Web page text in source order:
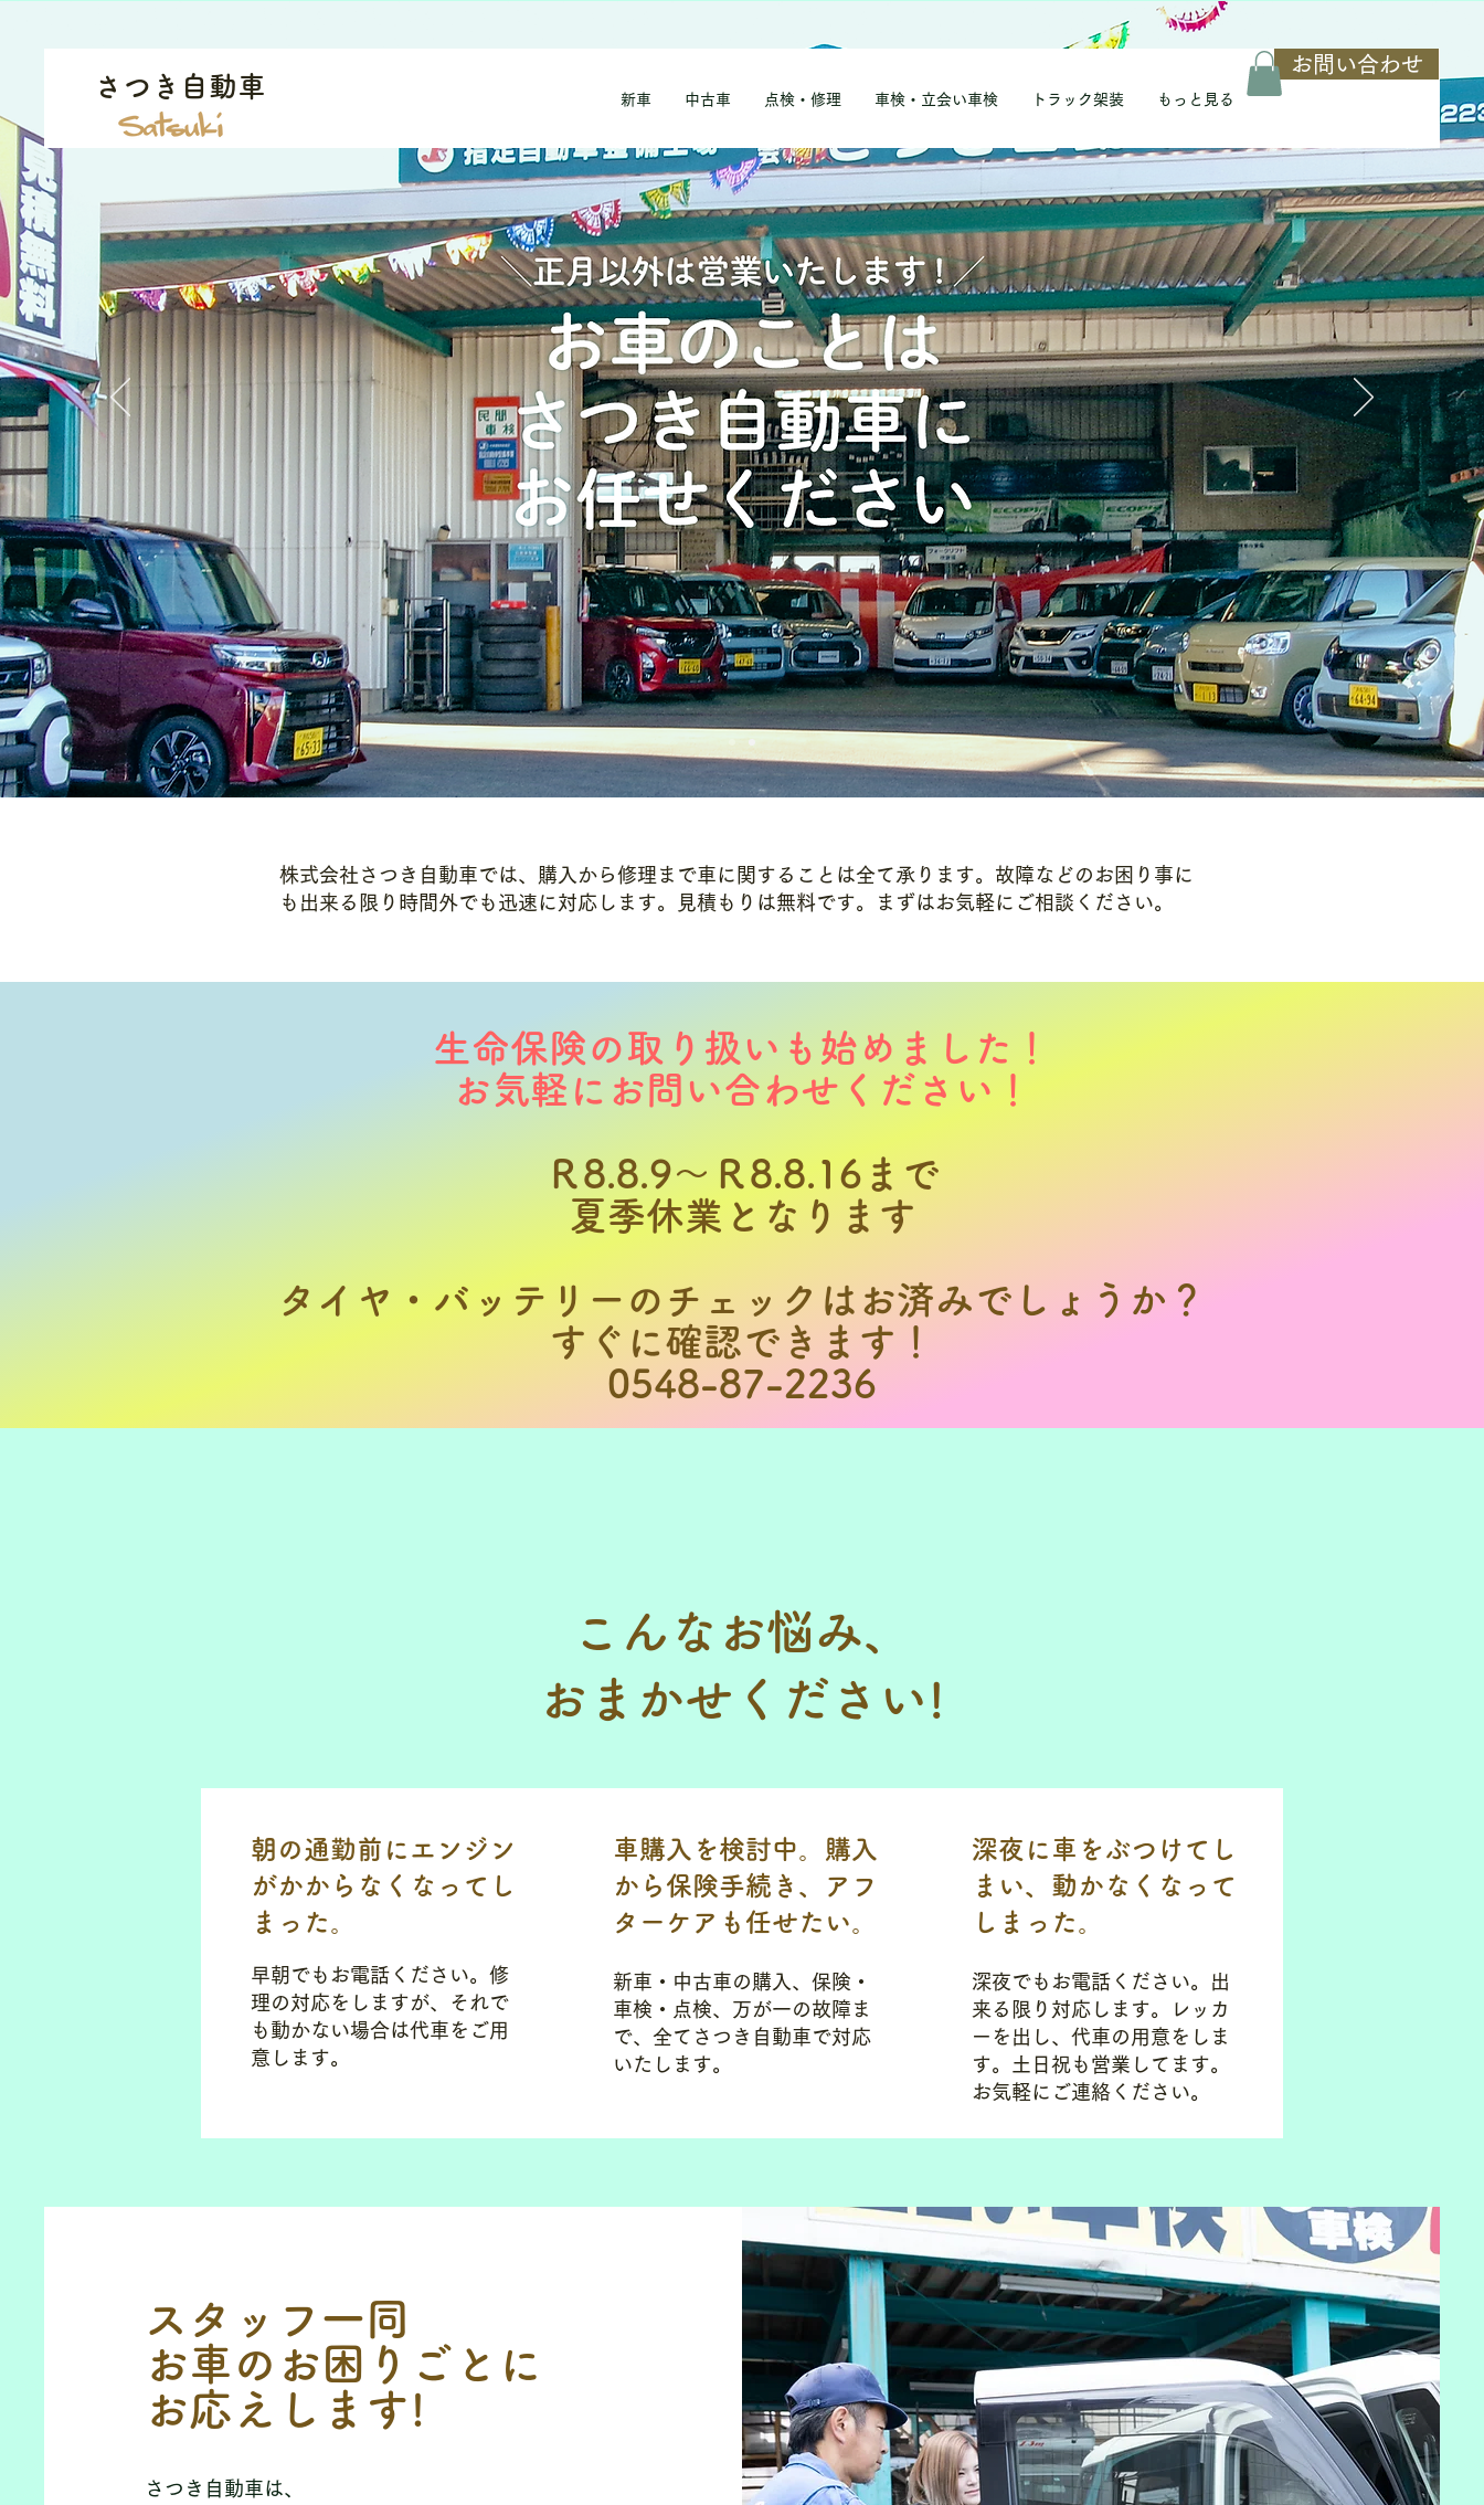
さつき自動車 新車 中古車 点検・修理 車検・立会い車検 トラック架装 もっと見る
お問い合わせ
株式会社さつき自動車では、購入から修理まで車に関することは全て承ります。故障などのお困り事に
も出来る限り時間外でも迅速に対応します。見積もりは無料です。まずはお気軽にご相談ください。
生命保険の取り扱いも始めました！
​お気軽にお問い合わせください！
​Ｒ8.8.9～Ｒ8.8.16まで
夏季休業となります​
タイヤ・バッテリーのチェックはお済みでしょうか？
すぐに確認できます！
​0548-87-2236
こんなお悩み、
​おまかせください!
朝の通勤前にエンジン
がかからなくなってし
まった。
早朝でもお電話ください。修
理の対応をしますが、それで
も動かない場合は代車をご用
意します。
車購入を検討中。購入
から保険手続き、アフ
ターケアも任せたい。
新車・中古車の購入、保険・
車検・点検、万が一の故障ま
で、全てさつき自動車で対応
いたします。
深夜に車をぶつけてし
まい、動かなくなって
しまった。
​深夜でもお電話ください。出
来る限り対応します。​レッカ
ーを出し、代車の用意をしま
す。土日祝も営業してます。
お気軽にご連絡ください。
スタッフ一同
お車のお困りごとに
お応えします!
さつき自動車は、